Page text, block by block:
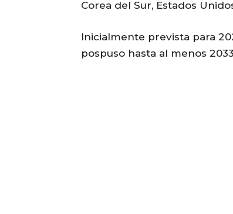
Corea del Sur, Estados
Inicialmente prevista para
pospuso hasta al menos